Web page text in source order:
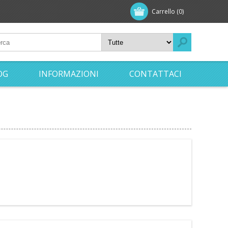
Carrello (0)
INFORMAZIONI CONTATTACI